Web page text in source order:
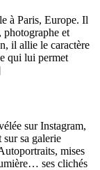
à Paris, Europe. Il
photographe et
il allie le caractère
qui lui permet
sur Instagram,
sa galerie
mises
ses clichés